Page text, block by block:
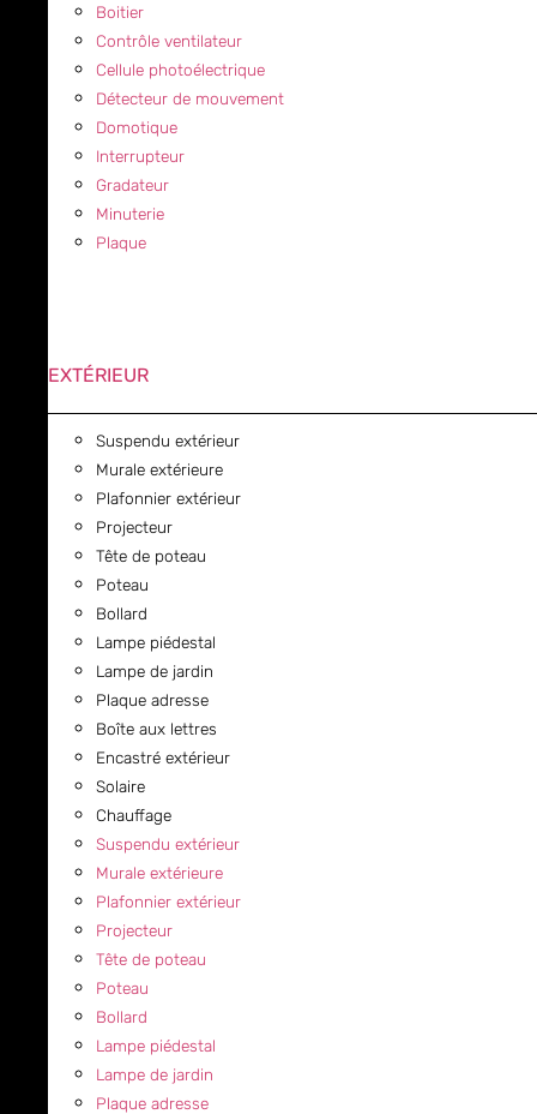
Boitier
Contrôle ventilateur
Cellule photoélectrique
Détecteur de mouvement
Domotique
Interrupteur
Gradateur
Minuterie
Plaque
EXTÉRIEUR
Suspendu extérieur
Murale extérieure
Plafonnier extérieur
Projecteur
Tête de poteau
Poteau
Bollard
Lampe piédestal
Lampe de jardin
Plaque adresse
Boîte aux lettres
Encastré extérieur
Solaire
Chauffage
Suspendu extérieur
Murale extérieure
Plafonnier extérieur
Projecteur
Tête de poteau
Poteau
Bollard
Lampe piédestal
Lampe de jardin
Plaque adresse